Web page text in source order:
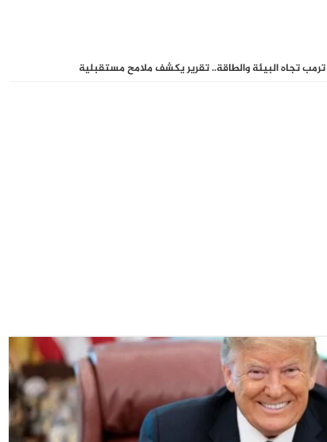
تجاه البيئة والطاقة.. تقرير يكشف ملامح مستقبلية